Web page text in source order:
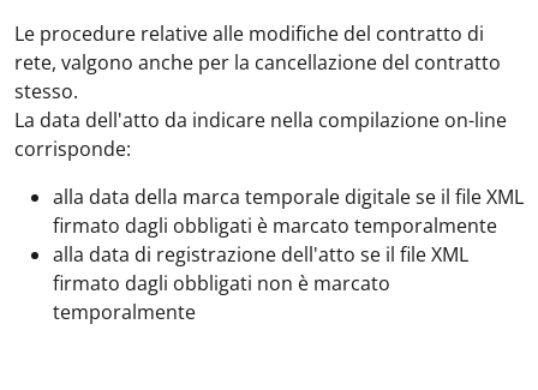
Le procedure relative alle modifiche del contratto di
rete, valgono anche per la cancellazione del contratto
stesso.
La data dell'atto da indicare nella compilazione on-line
corrisponde:
alla data della marca temporale digitale se il file XML
firmato dagli obbligati è marcato temporalmente
alla data di registrazione dell'atto se il file XML
firmato dagli obbligati non è marcato
temporalmente